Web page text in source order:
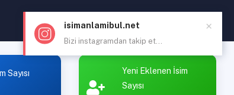
Sayısı
Yeni Eklenen İsim
Sayısı
×
isimanlamibul.net
Bizi instagramdan takip et...